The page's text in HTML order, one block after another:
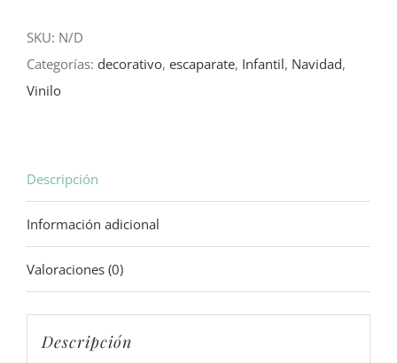
y
Árbol
SKU: N/D
Categorías: decorativo, escaparate, Infantil, Navidad,
Vinilo
Descripción
Información adicional
Valoraciones (0)
Descripción